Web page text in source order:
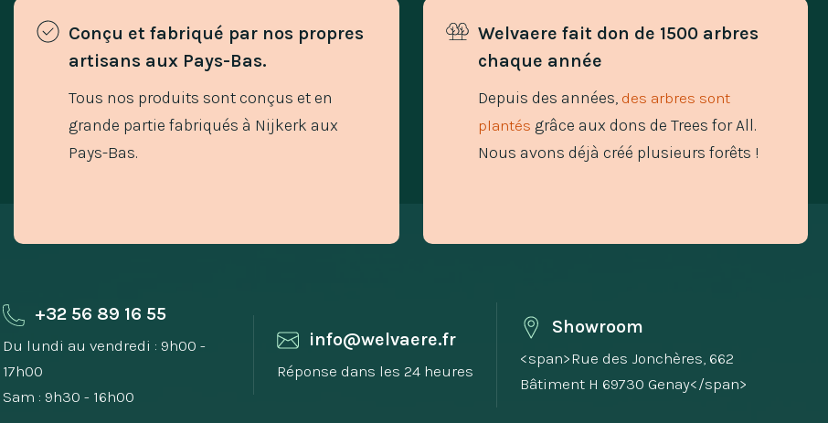
Conçu et fabriqué par nos propres
artisans aux Pays-Bas.
Tous nos produits sont conçus et en
grande partie fabriqués à Nijkerk aux
Pays-Bas.
Welvaere fait don de 1500 arbres
chaque année
Depuis des années, des arbres sont
plantés grâce aux dons de Trees for All.
Nous avons déjà créé plusieurs forêts !
+32 56 89 16 55
Du lundi au vendredi : 9h00 -
17h00
Sam : 9h30 - 16h00
info@welvaere.fr
Réponse dans les 24 heures
Showroom
<span>Rue des Jonchères, 662
Bâtiment H 69730 Genay</span>